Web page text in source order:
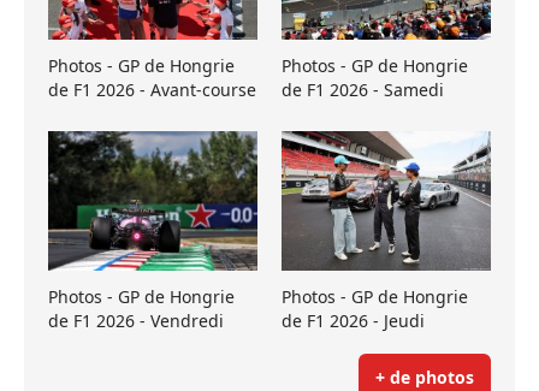
Photos - GP de Hongrie
de F1 2026 - Avant-course
Photos - GP de Hongrie
de F1 2026 - Samedi
Photos - GP de Hongrie
de F1 2026 - Vendredi
Photos - GP de Hongrie
de F1 2026 - Jeudi
+ de photos